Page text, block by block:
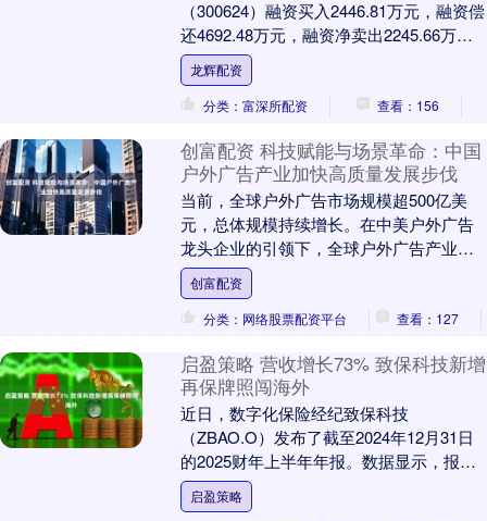
（300624）融资买入2446.81万元，融资偿
还4692.48万元，融资净卖出2245.66万
元，融资余额6.13亿元....
龙辉配资
分类：富深所配资
查看：156
创富配资 科技赋能与场景革命：中国
户外广告产业加快高质量发展步伐
当前，全球户外广告市场规模超500亿美
元，总体规模持续增长。在中美户外广告
龙头企业的引领下，全球户外广告产业进
入蓬勃发展期创富配资，呈现出巨大产业
增长新空间。 ....
创富配资
分类：网络股票配资平台
查看：127
启盈策略 营收增长73% 致保科技新增
再保牌照闯海外
近日，数字化保险经纪致保科技
（ZBAO.O）发布了截至2024年12月31日
的2025财年上半年年报。数据显示，报告
期内公司营业收入达1.464亿元人民币，同
比....
启盈策略